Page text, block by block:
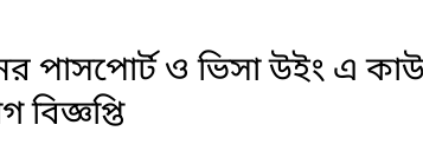
পাসপোর্ট ও ভিসা উইং এ
বিজ্ঞপ্তি